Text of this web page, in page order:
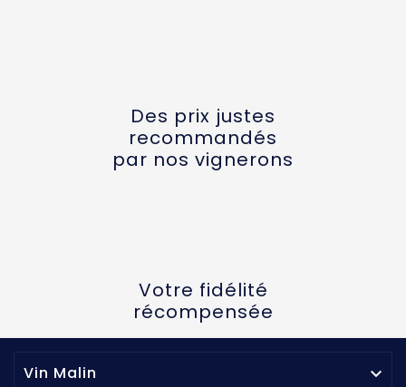
Des prix justes
recommandés
par nos vignerons
Votre fidélité
récompensée
Vin Malin 